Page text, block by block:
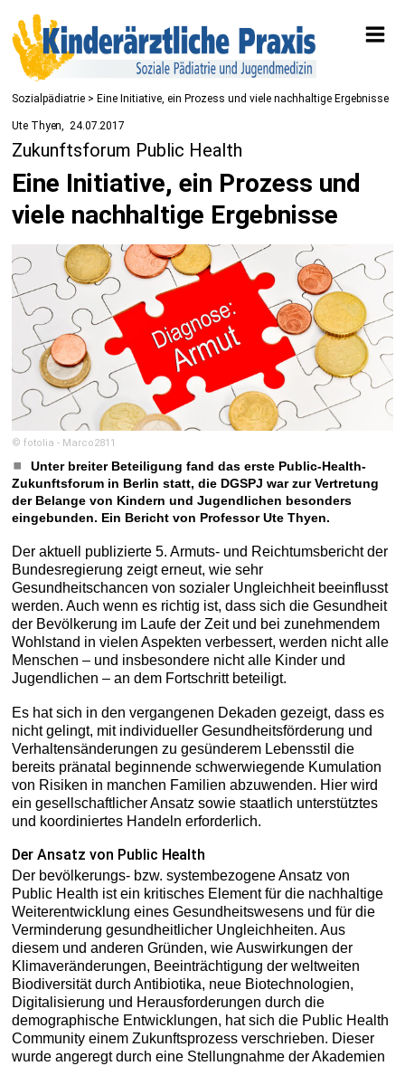
Sozialpädiatrie > Eine Initiative, ein Prozess und viele nachhaltige Ergebnisse
Ute Thyen 24.07.2017
Zukunftsforum Public Health
Eine Initiative, ein Prozess und
viele nachhaltige Ergebnisse
© fotolia - Marco2811
Unter breiter Beteiligung fand das erste Public-Health-
Zukunftsforum in Berlin statt, die DGSPJ war zur Vertretung
der Belange von Kindern und Jugendlichen besonders
eingebunden. Ein Bericht von Professor Ute Thyen.
Der aktuell publizierte 5. Armuts- und Reichtumsbericht der
Bundesregierung zeigt erneut, wie sehr
Gesundheitschancen von sozialer Ungleichheit beeinflusst
werden. Auch wenn es richtig ist, dass sich die Gesundheit
der Bevölkerung im Laufe der Zeit und bei zunehmendem
Wohlstand in vielen Aspekten verbessert, werden nicht alle
Menschen – und insbesondere nicht alle Kinder und
Jugendlichen – an dem Fortschritt beteiligt.
Es hat sich in den vergangenen Dekaden gezeigt, dass es
nicht gelingt, mit individueller Gesundheitsförderung und
Verhaltensänderungen zu gesünderem Lebensstil die
bereits pränatal beginnende schwerwiegende Kumulation
von Risiken in manchen Familien abzuwenden. Hier wird
ein gesellschaftlicher Ansatz sowie staatlich unterstütztes
und koordiniertes Handeln erforderlich.
Der Ansatz von Public Health
Der bevölkerungs- bzw. systembezogene Ansatz von
Public Health ist ein kritisches Element für die nachhaltige
Weiterentwicklung eines Gesundheitswesens und für die
Verminderung gesundheitlicher Ungleichheiten. Aus
diesem und anderen Gründen, wie Auswirkungen der
Klimaveränderungen, Beeinträchtigung der weltweiten
Biodiversität durch Antibiotika, neue Biotechnologien,
Digitalisierung und Herausforderungen durch die
demographische Entwicklungen, hat sich die Public Health
Community einem Zukunftsprozess verschrieben. Dieser
wurde angeregt durch eine Stellungnahme der Akademien